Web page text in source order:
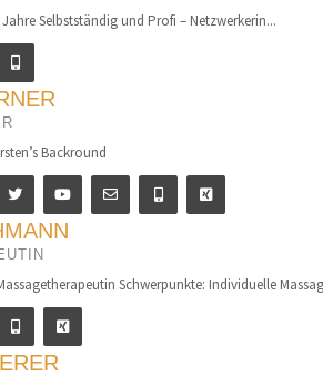
Selbstständig und Profi – Netzwerkerin...
Backround
Schwerpunkte: Individuelle